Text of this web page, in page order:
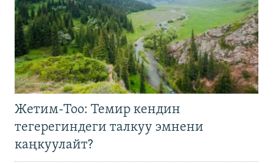
Жетим-Тоо: Темир кендин
тегерегиндеги талкуу эмнени
каңкуулайт?